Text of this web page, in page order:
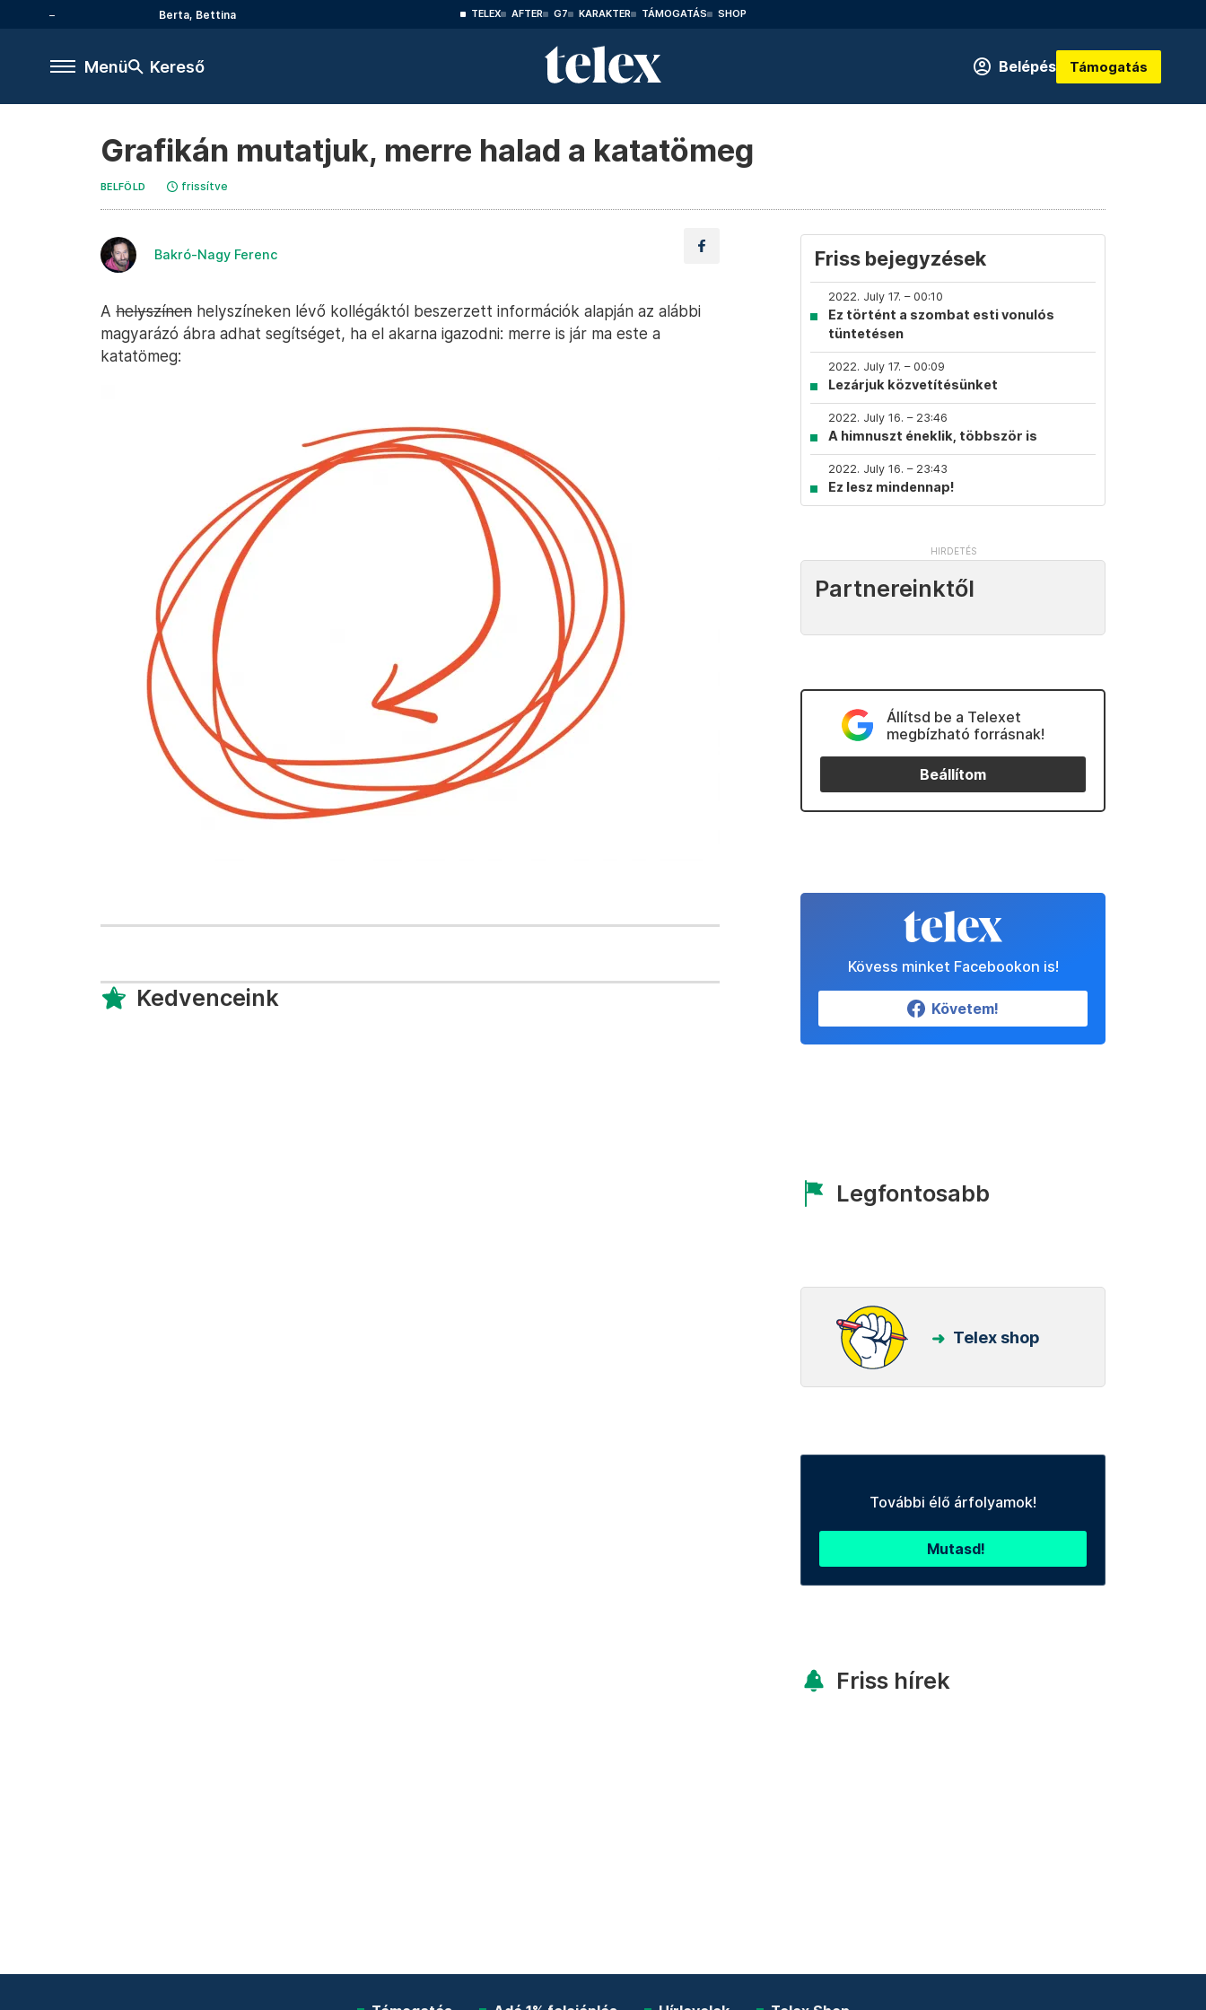
Berta, Bettina TELEX AFTER G7 KARAKTER TÁMOGATÁS SHOP
Menü Kereső Belépés Támogatás
Grafikán mutatjuk, merre halad a katatömeg
BELFÖLD frissítve
Bakró-Nagy Ferenc
A helyszínen helyszíneken lévő kollégáktól beszerzett információk alapján az alábbi
magyarázó ábra adhat segítséget, ha el akarna igazodni: merre is jár ma este a
katatömeg:
Kedvenceink
Friss bejegyzések
2022. July 17. – 00:10
Ez történt a szombat esti vonulós
tüntetésen
2022. July 17. – 00:09
Lezárjuk közvetítésünket
2022. July 16. – 23:46
A himnuszt éneklik, többször is
2022. July 16. – 23:43
Ez lesz mindennap!
Partnereinktől
Állítsd be a Telexet
megbízható forrásnak!
Beállítom
Kövess minket Facebookon is!
Követem!
Legfontosabb
Telex shop
További élő árfolyamok!
Mutasd!
Friss hírek